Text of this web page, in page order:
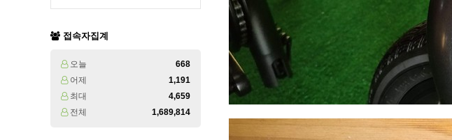
접속자집계
오늘
668
어제
1,191
최대
4,659
전체
1,689,814